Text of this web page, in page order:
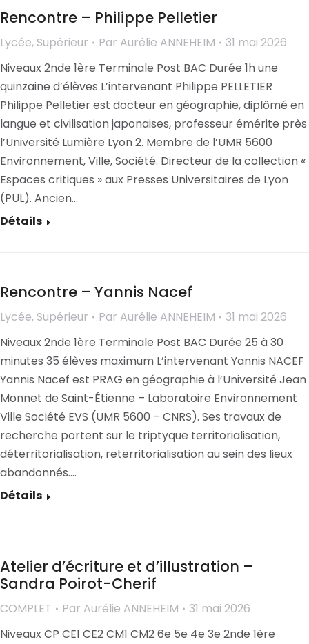
Rencontre – Philippe Pelletier
Lycée, Supérieur Par Aurélie ANNEHEIM
31 mai 2026
Niveaux 2nde 1ère Terminale Post BAC Durée 1h une
quinzaine d’élèves L’intervenant Philippe PELLETIER
Philippe Pelletier est docteur en géographie, diplômé en
langue et civilisation japonaises, professeur émérite près
l’Université Lumière Lyon 2. Membre de l’UMR 5600
Environnement, Ville, Société. Directeur de la collection «
Espaces critiques » aux Presses Universitaires de Lyon
(PUL). Ancien…
Détails
Rencontre – Yannis Nacef
Lycée, Supérieur Par Aurélie ANNEHEIM
31 mai 2026
Niveaux 2nde 1ère Terminale Post BAC Durée 25 à 30
minutes 35 élèves maximum L’intervenant Yannis NACEF
Yannis Nacef est PRAG en géographie à l’Université Jean
Monnet de Saint-Étienne – Laboratoire Environnement
Ville Société EVS (UMR 5600 – CNRS). Ses travaux de
recherche portent sur le triptyque territorialisation,
déterritorialisation, reterritorialisation au sein des lieux
abandonnés.…
Détails
Atelier d’écriture et d’illustration –
Sandra Poirot-Cherif
COMPLET Par Aurélie ANNEHEIM
31 mai 2026
Niveaux CP CE1 CE2 CM1 CM2 6e 5e 4e 3e 2nde 1ère